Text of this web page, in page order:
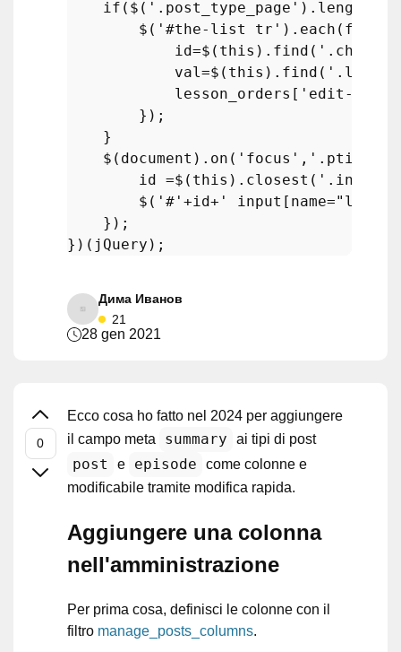
if ($( '.post_type_page' ).length
        $(
'#the-list tr' ). each
            id=$(this).
find ( '.check-
            val=$(this).
find (
            lesson_orders[
'edit-'
        });
    }
    $(document).
on ( 'focus' , '.ptitle'
        id =$(this).
closest ( '.inline-
        $(
'#' +id+ '
    });
Дима Иванов
21
28 gen 2021
Ecco cosa ho fatto nel 2024 per aggiungere
il campo meta
summary ai tipi di post
post e episode
come colonne e
modificabile tramite modifica rapida.
Aggiungere una colonna
nell'amministrazione
Per prima cosa, definisci le colonne con il
filtro manage_posts_columns.